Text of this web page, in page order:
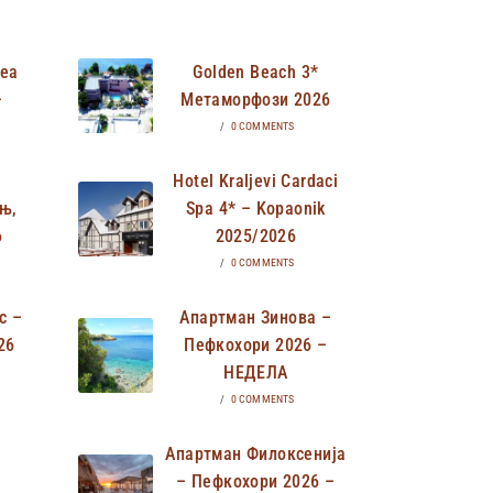
–
Golden Beach 3*
Метаморфози 2026
/ 0 COMMENTS
Hotel Kraljevi Cardaci
Spa 4* – Kopaonik
2025/2026
/ 0 COMMENTS
Апартман Зинова –
Пефкохори 2026 –
НЕДЕЛА
/ 0 COMMENTS
Апартман Филоксенија
– Пефкохори 2026 –